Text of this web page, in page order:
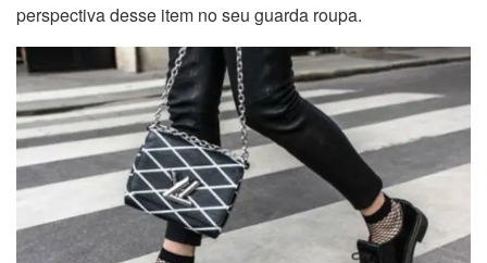
perspectiva desse item no seu guarda roupa.